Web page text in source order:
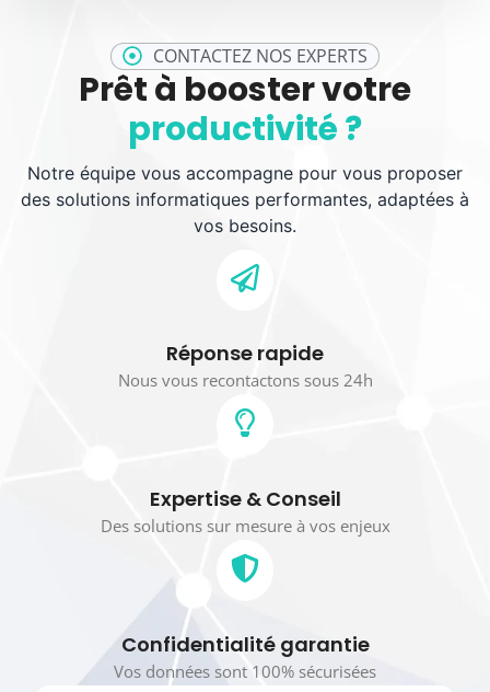
CONTACTEZ NOS EXPERTS
Prêt à booster votre
productivité ?
Notre équipe vous accompagne pour vous proposer
des solutions informatiques performantes, adaptées à
vos besoins.
Réponse rapide
Nous vous recontactons sous 24h
Expertise & Conseil
Des solutions sur mesure à vos enjeux
Confidentialité garantie
Vos données sont 100% sécurisées